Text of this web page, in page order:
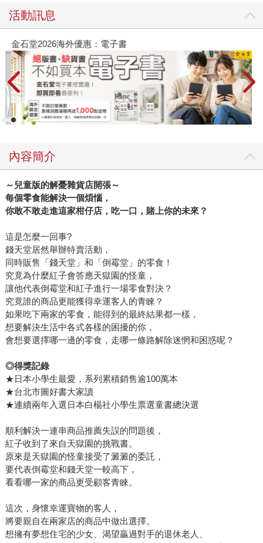
活動訊息
金石堂2026海外優惠：電子書
內容簡介
～兒童版的解憂雜貨店開張～
每個零食能解決一個煩惱，
你敢不敢走進這家柑仔店，吃一口，賭上你的未來？
這是怎麼一回事?
錢天堂居然舉辦特賣活動，
同時販售「錢天堂」和「倒霉堂」的零食！
究竟為什麼紅子會答應天獄園的怪童，
讓他代表倒霉堂和紅子進行一場零食對決？
究竟誰的商品更能獲得幸運客人的青睞？
如果吃下兩家的零食，能得到的最終結果都一樣，
想要解決生活中各式各樣的困擾的你，
會想要選擇哪一邊的零食，走哪一條路解除迷惘和困惑呢？
◎得獎記錄
★日本小學生最愛，系列累積銷售逾100萬本
★台北市圖好書大家讀
★連續兩年入選日本白楊社小學生票選童書總決選
順利解決一連串商品推薦失誤的問題後，
紅子收到了來自天獄園的挑戰書。
原來是天獄園的怪童接受了澱澱的委託，
要代表倒霉堂和錢天堂一較高下，
看看哪一家的商品更受顧客青睞。
這次，身懷幸運寶物的客人，
將要親自在兩家店的商品中做出選擇。
想擁有夢想住宅的少女、渴望贏過對手的退休老人、